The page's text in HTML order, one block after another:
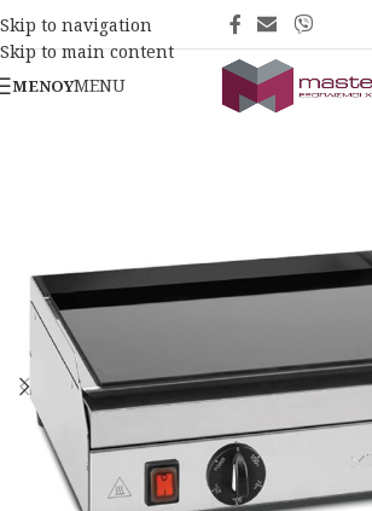
Skip to navigation
Skip to main content
ΜΕΝΟΎMENU